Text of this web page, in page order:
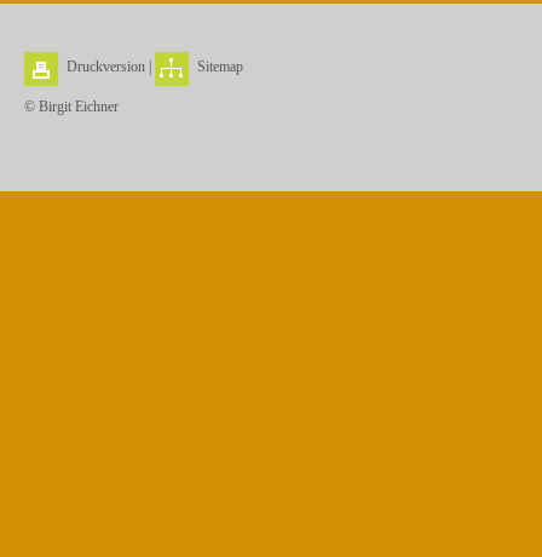
Druckversion Sitemap
© Birgit Eichner